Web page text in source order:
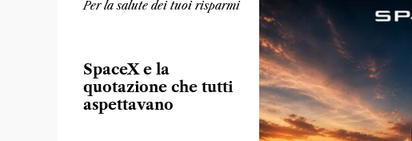
Per la salute dei tuoi risparmi
SpaceX e la
quotazione che tutti
aspettavano